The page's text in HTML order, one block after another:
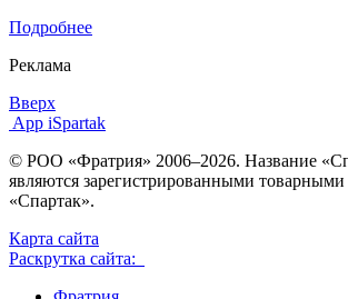
Подробнее
Реклама
Вверх
App iSpartak
© РОО «Фратрия» 2006–2026. Название
являются зарегистрированными
«Спартак».
Карта сайта
Раскрутка сайта: